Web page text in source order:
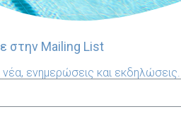
στην Mailing List
ενημερώσεις και εκδηλώσεις.